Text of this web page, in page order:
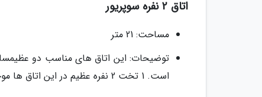
اتاق 2 نفره سوپریور
مساحت: 21 متر
توضیحات: این اتاق های مناسب دو
است. 1 تخت 2 نفره عظیم در این اتاق ها موجود است.